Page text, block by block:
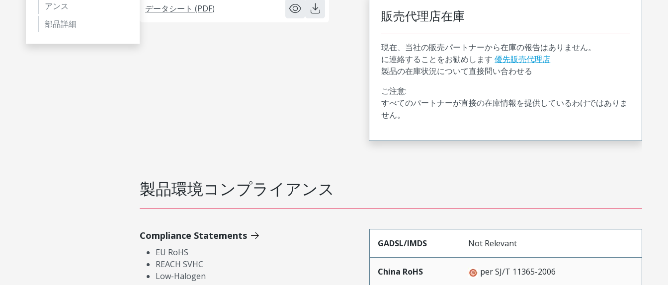
アンス
部品詳細
データシート (PDF) 販売代理店在庫
現在、当社の販売パートナーから在庫の報告はありません。
に連絡することをお勧めします 優先販売代理店
製品の在庫状況について直接問い合わせる
ご注意:
すべてのパートナーが直接の在庫情報を提供しているわけではありま
せん。
製品環境コンプライアンス
Compliance Statements
EU RoHS
REACH SVHC
Low-Halogen
GADSL/IMDS Not Relevant
China RoHS per SJ/T 11365-2006